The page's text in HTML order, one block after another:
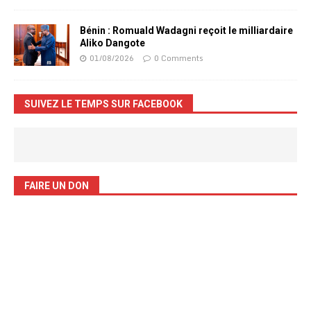
Bénin : Romuald Wadagni reçoit le milliardaire
Aliko Dangote
01/08/2026 0 Comments
SUIVEZ LE TEMPS SUR FACEBOOK
FAIRE UN DON